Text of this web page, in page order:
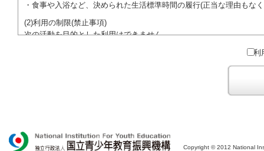
・食事や入浴など、決められた生活標準時間の履行(正当な理由も
(2)利用の制限(禁止事項)
次の活動を目的とした利用はできません。
●特定の政党を支持、またはこれに反対するための政治教育その他の
●特定の宗教を支持、またはこれに反対するための宗教教育その他
域での勧誘活動を行ったり、自らの団体の活動をアピールする活動等)
利
Copyright © 2012 National